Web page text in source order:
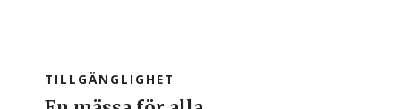
TILLGÄNGLIGHET